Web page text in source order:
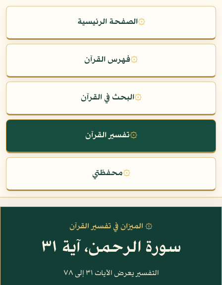
۞الصفحة الرئيسية
۞فهرس القرآن
۞البحث في القرآن
۞تفسير القرآن
۞محفظتي
۞ الميزان في تفسير القرآن
سورة الرحمن، آية ٣١
التفسير يعرض الآيات ٣١ إلى ٧٨